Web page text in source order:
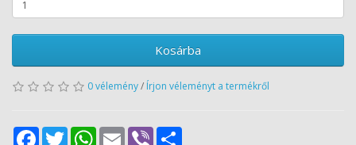
Kosárba
0 vélemény/ Írjon véleményt a termékről
FacebookTwitter WhatsApp
Email Viber